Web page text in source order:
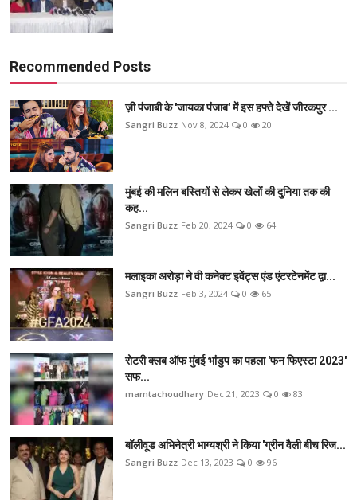
Recommended Posts
ज़ी पंजाबी के 'जायका पंजाब' में इस हफ्ते देखें जीरकपुर ...
Sangri Buzz Nov 8, 2024 0 20
मुंबई की मलिन बस्तियों से लेकर खेलों की दुनिया तक की
कह...
Sangri Buzz Feb 20, 2024 0 64
मलाइका अरोड़ा ने वी कनेक्ट इवेंट्स एंड एंटरटेनमेंट द्वा...
Sangri Buzz Feb 3, 2024 0 65
रोटरी क्लब ऑफ मुंबई भांडुप का पहला 'फन फिएस्टा 2023'
सफ...
mamtachoudhary Dec 21, 2023 0 83
बॉलीवूड अभिनेत्री भाग्यश्री ने किया 'ग्रीन वैली बीच रिज...
Sangri Buzz Dec 13, 2023 0 96